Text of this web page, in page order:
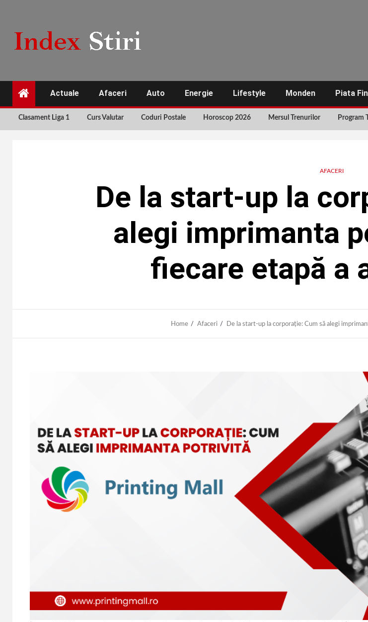
content
Actuale Afaceri Auto Energie Lifestyle Monden Piata
Clasament Liga 1 Curs Valutar Coduri Postale Horoscop 2026 Mersul Trenurilor Program
AFACERI
De la start-up la
alegi imprimanta
fiecare etapă a
Home Afaceri De la start-up la corporație: Cum să alegi